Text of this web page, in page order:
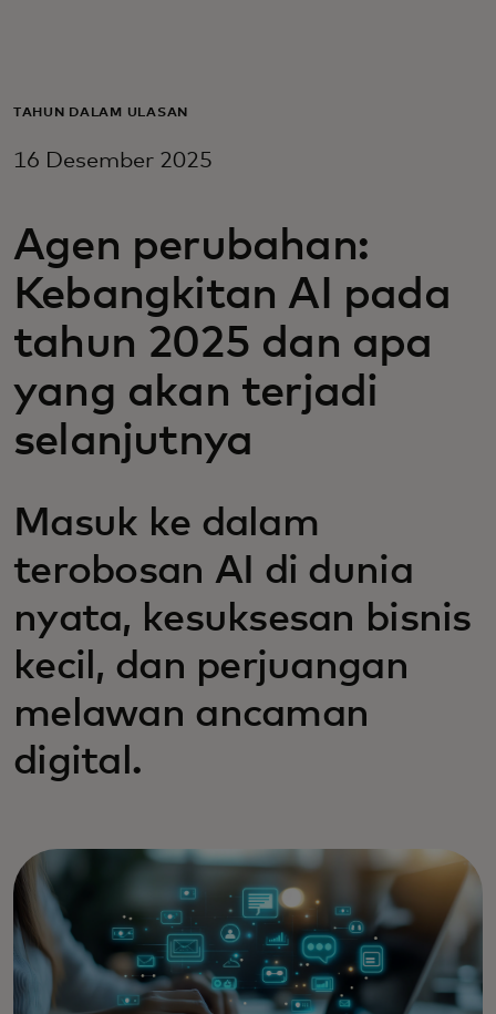
Untuk bisnis
Untuk inovator
Berita dan tren
TAHUN DALAM ULASAN
16 Desember 2025
Agen perubahan:
Kebangkitan AI pada
tahun 2025 dan apa
yang akan terjadi
selanjutnya
Masuk ke dalam
terobosan AI di dunia
nyata, kesuksesan bisnis
kecil, dan perjuangan
melawan ancaman
digital.